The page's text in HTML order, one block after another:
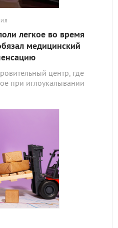
легкое во время
медицинский
центр, где
при иглоукалывании